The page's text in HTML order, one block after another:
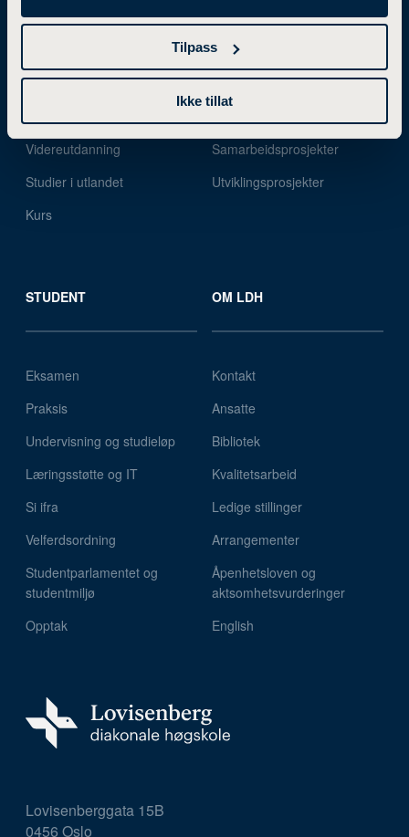
Tilpass
Ikke tillat
Bachelorgrad
Videreutdanning
Studier i utlandet
Kurs
FORSKNING
Forskning og utviklingsarbeid
Samarbeidsprosjekter
Utviklingsprosjekter
STUDENT
Eksamen
Praksis
Undervisning og studieløp
Læringsstøtte og IT
Si ifra
Velferdsordning
Studentparlamentet og
studentmiljø
Opptak
OM LDH
Kontakt
Ansatte
Bibliotek
Kvalitetsarbeid
Ledige stillinger
Arrangementer
Åpenhetsloven og
aktsomhetsvurderinger
English
Lovisenberggata 15B
0456 Oslo